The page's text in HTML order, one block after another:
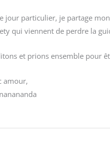
jour particulier, je partage
qui viennent de perdre la
et prions ensemble pour
amour,